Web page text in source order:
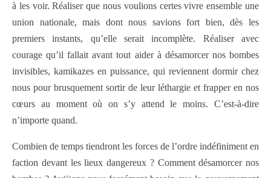
à les voir. Réaliser que nous voulions certes vivre ensemble une
union nationale, mais dont nous savions fort bien, dès les
premiers instants, qu’elle serait incomplète. Réaliser avec
courage qu’il fallait avant tout aider à désamorcer nos bombes
invisibles, kamikazes en puissance, qui reviennent dormir chez
nous pour brusquement sortir de leur léthargie et frapper en nos
cœurs au moment où on s’y attend le moins. C’est-à-dire
n’importe quand.
Combien de temps tiendront les forces de l’ordre indéfiniment en
faction devant les lieux dangereux ? Comment désamorcer nos